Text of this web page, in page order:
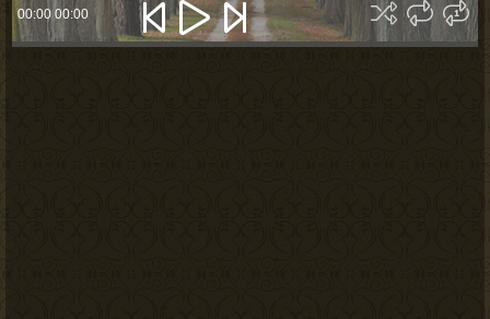
00:00 00:00